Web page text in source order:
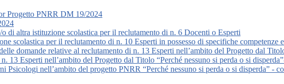
Progetto PNRR DM 19/2024
di altra istituzione scolastica per il reclutamento di n. 6 Docenti o Esperti
scolastica per il reclutamento di n. 10 Esperti in possesso di specifiche competenze
domande relative al reclutamento di n. 13 Esperti nell’ambito del Progetto dal
13 Esperti nell’ambito del Progetto dal Titolo “Perché nessuno si perda o si
Psicologi nell’ambito del progetto PNRR “Perché nessuno si perda o si disperda” -